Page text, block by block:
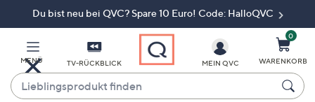
Du bist neu bei QVC? Spare 10 Euro! Code: HalloQVC
MENÜ TV-RÜCKBLICK
Lieblingsprodukt
finden
MEIN QVC
0
WARENKORB